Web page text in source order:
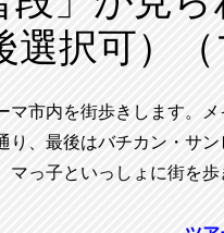
選択可）
マ市内を街歩きします。
り、最後はバチカン・サ
マっ子といっしょに街を